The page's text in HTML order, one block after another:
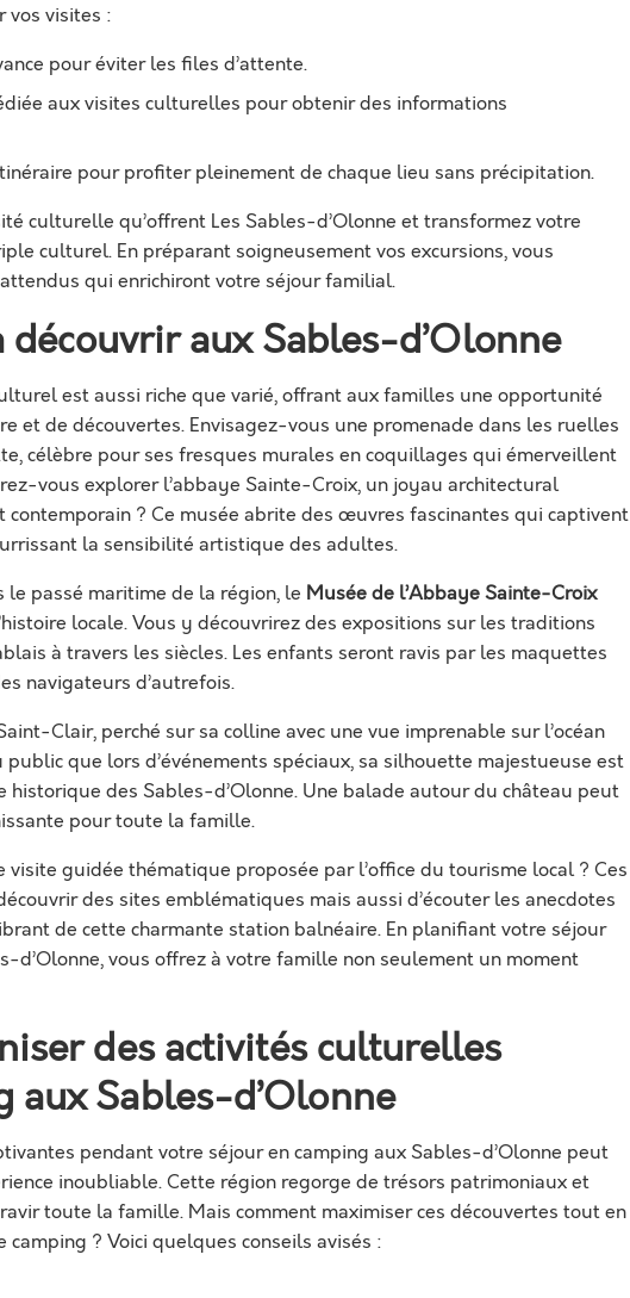
vos visites :
pour éviter les files d’attente.
aux visites culturelles pour obtenir des informations
pour profiter pleinement de chaque lieu sans précipitation.
culturelle qu’offrent Les Sables-d’Olonne et transformez votre
culturel. En préparant soigneusement vos excursions, vous
qui enrichiront votre séjour familial.
découvrir aux Sables-d’Olonne
est aussi riche que varié, offrant aux familles une opportunité
et de découvertes. Envisagez-vous une promenade dans les ruelles
célèbre pour ses fresques murales en coquillages qui émerveillent
vous explorer l’abbaye Sainte-Croix, un joyau architectural
contemporain ? Ce musée abrite des œuvres fascinantes qui captivent
la sensibilité artistique des adultes.
passé maritime de la région, le Musée de l’Abbaye Sainte-Croix
locale. Vous y découvrirez des expositions sur les traditions
à travers les siècles. Les enfants seront ravis par les maquettes
navigateurs d’autrefois.
Clair, perché sur sa colline avec une vue imprenable sur l’océan
que lors d’événements spéciaux, sa silhouette majestueuse est
des Sables-d’Olonne. Une balade autour du château peut
pour toute la famille.
guidée thématique proposée par l’office du tourisme local ? Ces
des sites emblématiques mais aussi d’écouter les anecdotes
de cette charmante station balnéaire. En planifiant votre séjour
d’Olonne, vous offrez à votre famille non seulement un moment
des activités culturelles
aux Sables-d’Olonne
pendant votre séjour en camping aux Sables-d’Olonne peut
inoubliable. Cette région regorge de trésors patrimoniaux et
toute la famille. Mais comment maximiser ces découvertes tout en
? Voici quelques conseils avisés :